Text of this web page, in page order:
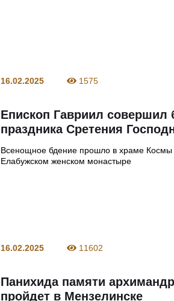
16.02.2025 1575
Епископ Гавриил совершил
праздника Сретения
Всенощное бдение прошло в храме Космы
Елабужском женском монастыре
16.02.2025 11602
Панихида памяти
пройдет в Мензелинске